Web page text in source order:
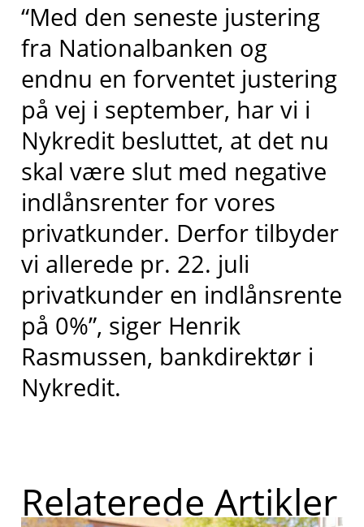
“Med den seneste justering
fra Nationalbanken og
endnu en forventet justering
på vej i september, har vi i
Nykredit besluttet, at det nu
skal være slut med negative
indlånsrenter for vores
privatkunder. Derfor tilbyder
vi allerede pr. 22. juli
privatkunder en indlånsrente
på 0%”, siger Henrik
Rasmussen, bankdirektør i
Nykredit.
Relaterede Artikler